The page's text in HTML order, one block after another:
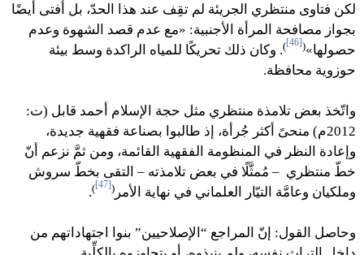
لكن فتاوى منتظري الجريئة لم تقِف عند هذا الحدّ، بل أفتى أيضًا
بجواز مصافحة المرأة الأجنبية: «مع عدم قصد الشهوة وعدم
حصولها»(
[46]
). وكان ذلك تحريكًا للمياه الراكدة وسط بيئة
حوزوية محافظة.
واتّخذ بعض تلامذة منتظري مثل حجة الإسلام أحمد قابل (ت:
2012م) منحىً أكثر جُرأة، إذ طالبوا بصناعة فقهية جديدة،
وإعادة النظر في المنظومة الفقهية القائمة، ومن ثمَّ نزعم أنّ
خطّ منتظري – مُمثَّلًا في بعض تلامذته – التقى بخطّ سروش
وملكيان وعامَّة التيّار العلماني في نهاية الأمر (
[47]
)
.
وحاصل القول: إنّ المراجع “الإصلاحيين” بنوا اجتهاداتهم من